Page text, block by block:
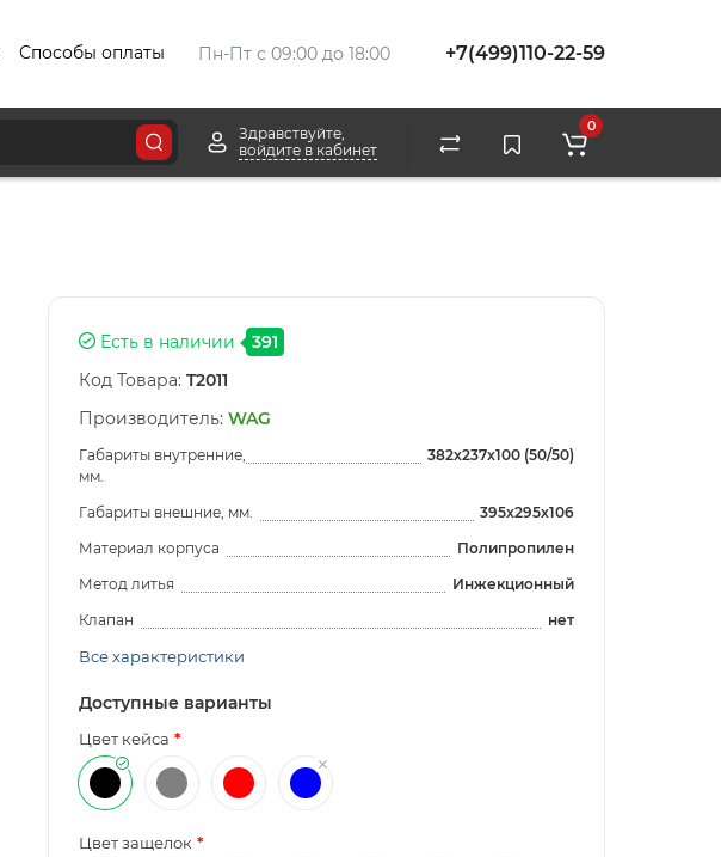
Пн-Пт с 09:00 до 18:00 +7(499)110-22-59
Способы оплаты
Здравствуйте,
войдите в кабинет
0
Есть в наличии
391
Код Товара: T2011
Производитель: WAG
Габариты внутренние,
мм.
382x237x100 (50/50)
Габариты внешние, мм.
395x295x106
Материал корпуса
Полипропилен
Метод литья
Инжекционный
Клапан
нет
Все характеристики
Доступные варианты
Цвет кейса
Цвет защелок